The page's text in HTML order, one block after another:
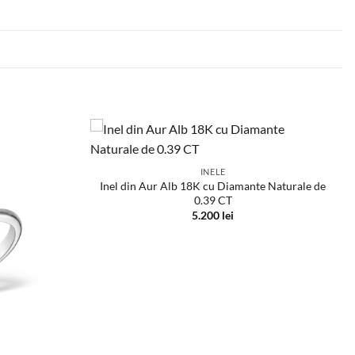
INELE
Inel din Aur Alb 18K cu Diamante Naturale de
0.39 CT
5.200 lei